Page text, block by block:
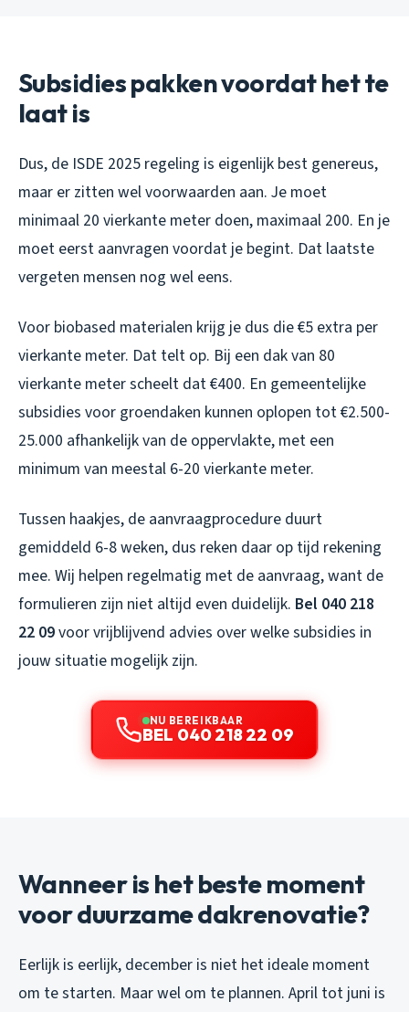
Subsidies pakken voordat het te
laat is
Dus, de ISDE 2025 regeling is eigenlijk best genereus,
maar er zitten wel voorwaarden aan. Je moet
minimaal 20 vierkante meter doen, maximaal 200. En je
moet eerst aanvragen voordat je begint. Dat laatste
vergeten mensen nog wel eens.
Voor biobased materialen krijg je dus die €5 extra per
vierkante meter. Dat telt op. Bij een dak van 80
vierkante meter scheelt dat €400. En gemeentelijke
subsidies voor groendaken kunnen oplopen tot €2.500-
25.000 afhankelijk van de oppervlakte, met een
minimum van meestal 6-20 vierkante meter.
Tussen haakjes, de aanvraagprocedure duurt
gemiddeld 6-8 weken, dus reken daar op tijd rekening
mee. Wij helpen regelmatig met de aanvraag, want de
formulieren zijn niet altijd even duidelijk. Bel 040 218
22 09voor vrijblijvend advies over welke subsidies in
jouw situatie mogelijk zijn.
NU BEREIKBAAR
BEL 040 218 22 09
Wanneer is het beste moment
voor duurzame dakrenovatie?
Eerlijk is eerlijk, december is niet het ideale moment
om te starten. Maar wel om te plannen. April tot juni is